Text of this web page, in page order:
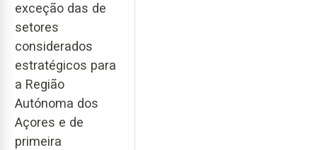
exceção das de
setores
considerados
estratégicos para
a Região
Autónoma dos
Açores e de
primeira